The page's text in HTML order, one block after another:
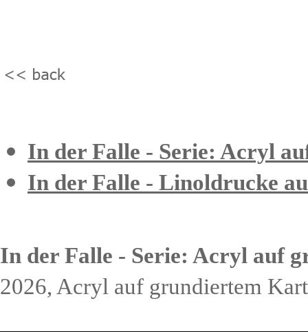
In der Falle - Serie: Acryl
In der Falle - Linoldrucke
In der Falle - Serie: Acryl auf
2026, Acryl auf grundiertem